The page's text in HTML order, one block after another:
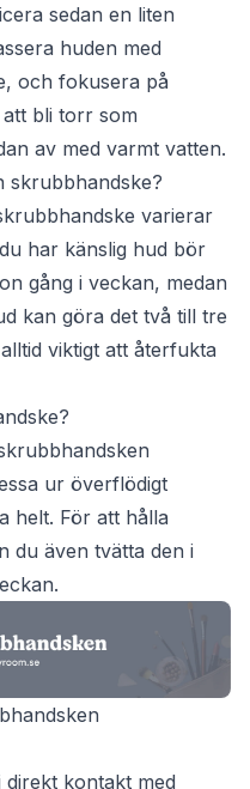
sedan en liten
huden med
och fokusera på
bli torr som
av med varmt vatten.
skrubbhandske?
varierar
har känslig hud bör
gång i veckan, medan
kan göra det två till tre
viktigt att återfukta
ur överflödigt
helt. För att hålla
du även tvätta den i
kontakt med